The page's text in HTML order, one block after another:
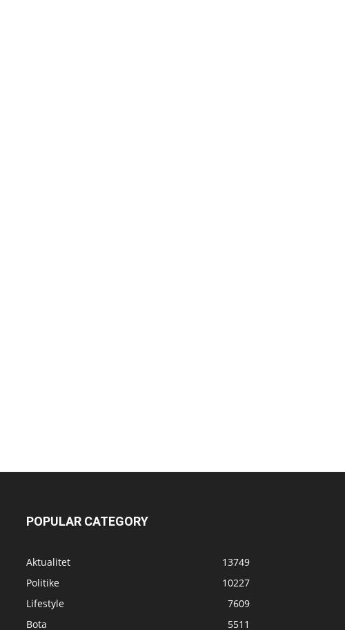
POPULAR CATEGORY
Aktualitet
13749
Politike
10227
Lifestyle
7609
Bota
5511